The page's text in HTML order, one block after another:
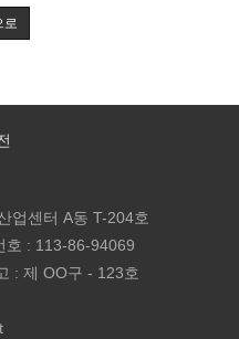
로
업센터 A동 T-204호
호 : 113-86-94069
: 제 OO구 - 123호